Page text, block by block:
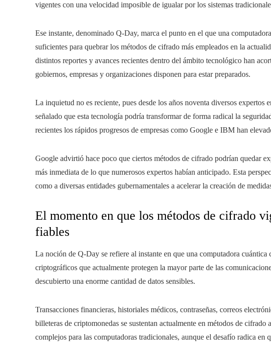
vigentes con una velocidad imposible de igualar por los sistemas
Ese instante, denominado Q-Day, marca el punto en el que una
suficientes para quebrar los métodos de cifrado más empleados en la
distintos reportes y avances recientes dentro del ámbito tecnológico han
gobiernos, empresas y organizaciones disponen para estar preparados.
La inquietud no es reciente, pues desde los años noventa diversos expertos
señalado que esta tecnología podría transformar de forma radical la
recientes los rápidos progresos de empresas como Google e IBM han
Google advirtió hace poco que ciertos métodos de cifrado podrían quedar
más inmediata de lo que numerosos expertos habían anticipado. Esta
como a diversas entidades gubernamentales a acelerar la creación de
El momento en que los métodos de cifrado
fiables
La noción de Q-Day se refiere al instante en que una computadora
criptográficos que actualmente protegen la mayor parte de las
descubierto una enorme cantidad de datos sensibles.
Transacciones financieras, historiales médicos, contraseñas, correos
billeteras de criptomonedas se sustentan actualmente en métodos de cifrado
complejos para las computadoras tradicionales, aunque el desafío radica en